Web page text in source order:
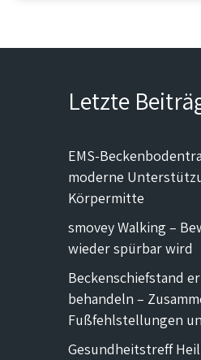
Letzte
EMS-
moderne
Körpermitte
smovey Walking –
wieder spürbar wird
Beckenschiefstand
behandeln –
Fußfehlstellungen
Gesundheitstreff